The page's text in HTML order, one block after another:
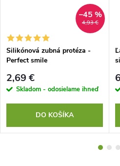
4,93 €
–45 %
Silikónová zubná protéza -
Perfect smile
2,69 €
Skladom - odosielame ihneď
DO KOŠÍKA